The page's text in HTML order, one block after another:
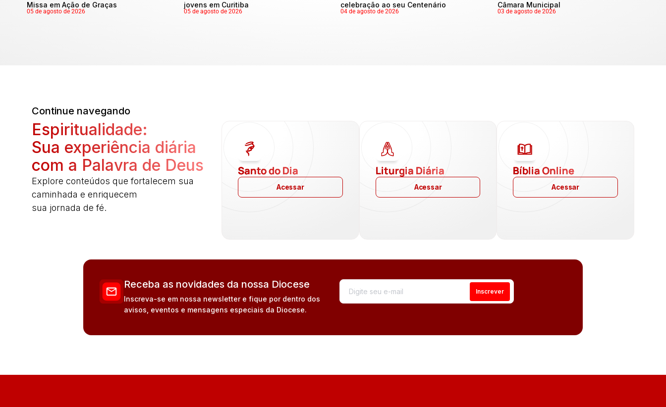
Missa em Ação de Graças
05 de agosto de 2026
jovens em Curitiba
05 de agosto de 2026
celebração ao seu Centenário
04 de agosto de 2026
Câmara Municipal
03 de agosto de 2026
Continue navegando
Espiritualidade:
Sua experiência diária
com a Palavra de Deus
Explore conteúdos que fortalecem sua
caminhada e enriquecem
sua jornada de fé.
Santo do Dia
Acessar
Liturgia Diária
Acessar
Bíblia Online
Acessar
Receba as novidades da nossa Diocese
Inscreva-se em nossa newsletter e fique por dentro dos
avisos, eventos e mensagens especiais da Diocese.